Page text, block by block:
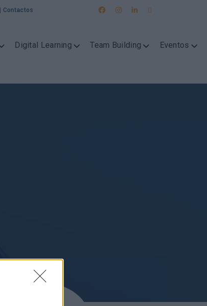
Contactos
Digital Learning Team Building Eventos